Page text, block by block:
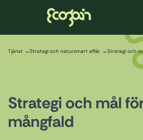
Hoppa till innehåll
Tjänst Strategi och natursmart affär Strategi och
Strategi och mål
mångfald